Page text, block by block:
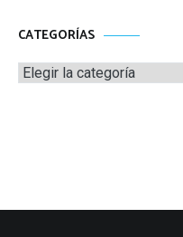
CATEGORÍAS
Categorías